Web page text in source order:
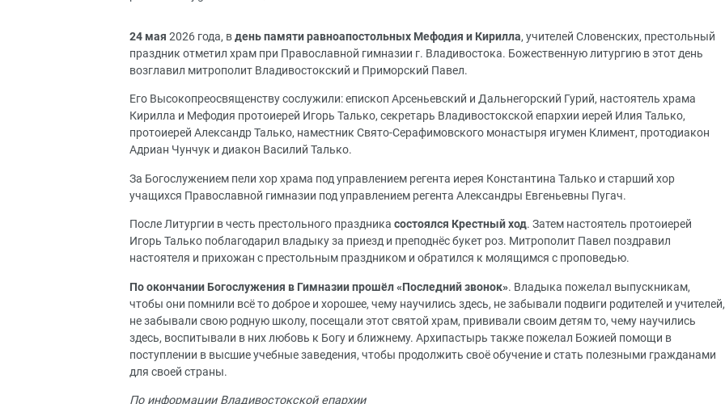
24 мая 2026 года, вдень памяти равноапостольных Мефодия и Кирилла, учителей Словенских, престольный
праздник отметил храм при Православной гимназии г. Владивостока. Божественную литургию в этот день
возглавил митрополит Владивостокский и Приморский Павел.
Его Высокопреосвященству сослужили: епископ Арсеньевский и Дальнегорский Гурий, настоятель храма
Кирилла и Мефодия протоиерей Игорь Талько, секретарь Владивостокской епархии иерей Илия Талько,
протоиерей Александр Талько, наместник Свято-Серафимовского монастыря игумен Климент, протодиакон
Адриан Чунчук и диакон Василий Талько.
За Богослужением пели хор храма под управлением регента иерея Константина Талько и старший хор
учащихся Православной гимназии под управлением регента Александры Евгеньевны Пугач.
После Литургии в честь престольного праздника состоялся Крестный ход. Затем настоятель протоиерей
Игорь Талько поблагодарил владыку за приезд и преподнёс букет роз. Митрополит Павел поздравил
настоятеля и прихожан с престольным праздником и обратился к молящимся с проповедью.
По окончании Богослужения в Гимназии прошёл «Последний звонок». Владыка пожелал выпускникам,
чтобы они помнили всё то доброе и хорошее, чему научились здесь, не забывали подвиги родителей и учителей,
не забывали свою родную школу, посещали этот святой храм, прививали своим детям то, чему научились
здесь, воспитывали в них любовь к Богу и ближнему. Архипастырь также пожелал Божией помощи в
поступлении в высшие учебные заведения, чтобы продолжить своё обучение и стать полезными гражданами
для своей страны.
По информации Владивостокской епархии